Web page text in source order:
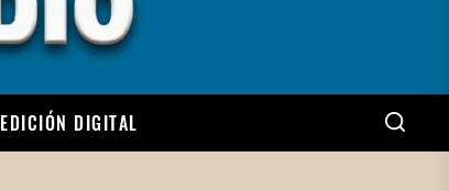
EDICIÓN DIGITAL